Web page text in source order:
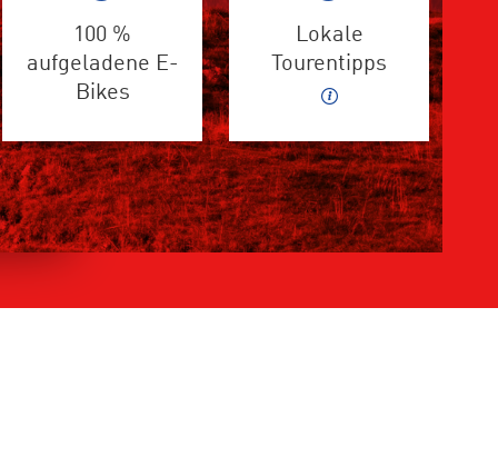
100 %
aufgeladene E-
Bikes
Lokale
Tourentipps